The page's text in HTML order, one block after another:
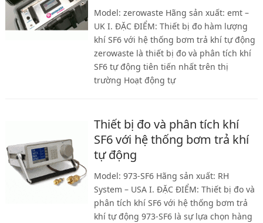
Model: zerowaste Hãng sản xuất: emt –
UK I. ĐẶC ĐIỂM: Thiết bị đo hàm lượng
khí SF6 với hệ thống bơm trả khí tự động
zerowaste là thiết bị đo và phân tích khí
SF6 tự động tiên tiến nhất trên thị
trường Hoạt động tự
Thiết bị đo và phân tích khí
SF6 với hệ thống bơm trả khí
tự động
Model: 973-SF6 Hãng sản xuất: RH
System – USA I. ĐẶC ĐIỂM: Thiết bị đo và
phân tích khí SF6 với hệ thống bơm trả
khí tự động 973-SF6 là sự lựa chọn hàng